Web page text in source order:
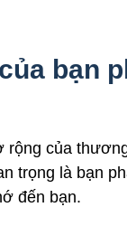
bạn
rộng của
trọng là bạn
đến bạn.